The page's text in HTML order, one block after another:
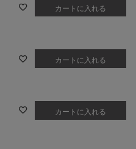
カートに入れる
カートに入れる
カートに入れる